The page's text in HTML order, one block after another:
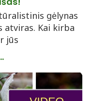
gėlynas
atviras. Kai kirba
jūs